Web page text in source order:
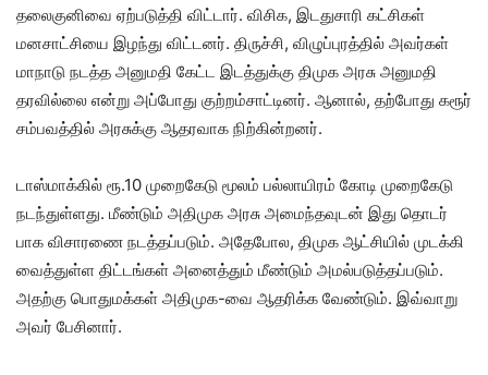
தலைகுனிவை ஏற்​படுத்தி விட்​டார். விசிக, இடது​சாரி கட்​சிகள்
மனசாட்​சியை இழந்து விட்​டனர். திருச்​சி, விழுப்​புரத்​தில் அவர்​கள்
மாநாடு நடத்த அனு​மதி கேட்ட இடத்​துக்கு திமுக அரசு அனு​மதி
தரவில்லை என்று அப்​போது குற்​றம்​சாட்​டினர். ஆனால், தற்​போது கரூர்
சம்​பவத்​தில் அரசுக்கு ஆதர​வாக நிற்​கின்​றனர்.
டாஸ்​மாக்​கில் ரூ.10 முறை​கேடு மூலம் பல்​லா​யிரம் கோடி முறை​கேடு
நடந்​துள்​ளது. மீண்​டும் அதி​முக அரசு அமைந்​தவுடன் இது தொடர்​
பாக விசா​ரணை நடத்​தப்​படும். அதே​போல, திமுக ஆட்​சி​யில் முடக்​கி​
வைத்​துள்ள திட்​டங்​கள் அனைத்​தும் மீண்​டும் அமல்​படுத்​தப்​படும்.
அதற்​கு பொது​மக்​கள் அதி​முக-வை ஆதரிக்க வேண்​டும். இவ்​வாறு
அவர் பேசி​னார்.